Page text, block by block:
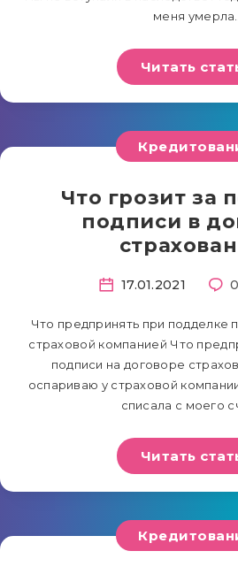
меня умерла…
Читать
Что грозит за
подписи в
17.01.2021 0
Что предпринять при подделке
страховой компанией Что
подписи на договоре
оспариваю у страховой
списала с моего
Читать